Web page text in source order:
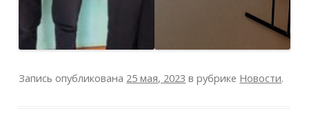
Запись опубликована 25 мая, 2023 в рубрике Новости.